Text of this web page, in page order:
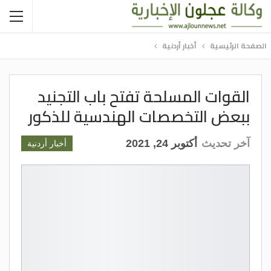
الصفحة الرئيسية أخبار أردنية
القوات المسلحة تفتح باب التجنيد
ببعض التخصصات الهندسية للذكور
أخبار أردنية آخر تحديث أكتوبر 24, 2021